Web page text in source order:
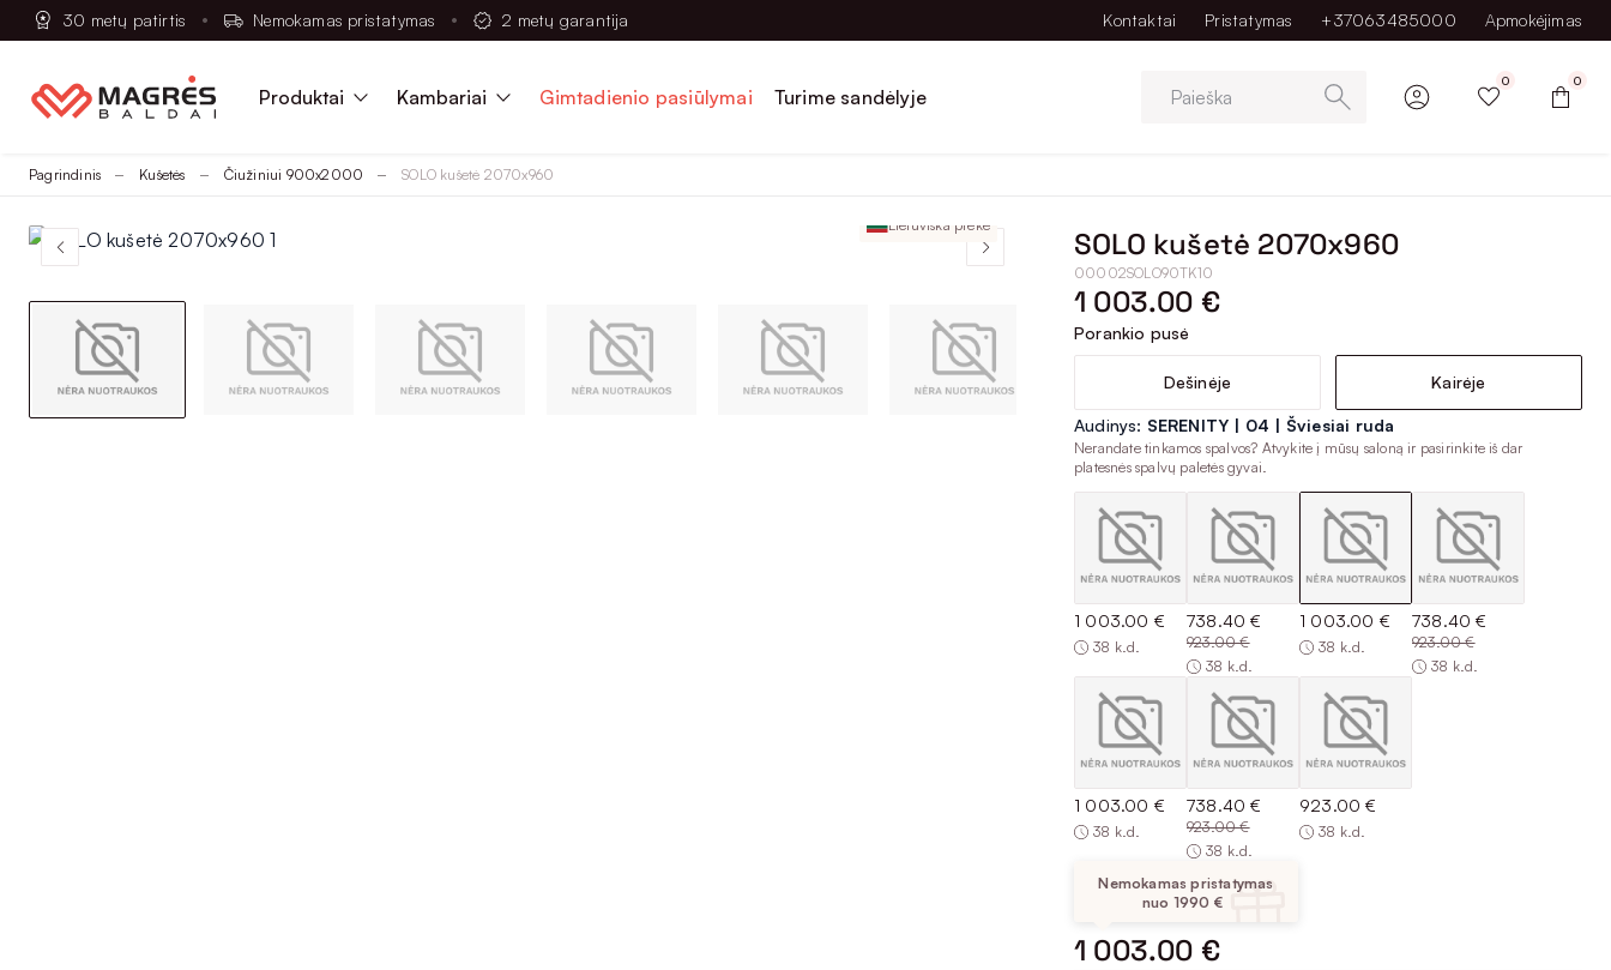
30 metų patirtis Nemokamas pristatymas 2 metų garantija Kontaktai Pristatymas +37063485000 Apmokėjimas
Produktai Kambariai Gimtadienio pasiūlymai Turime sandėlyje Paieška
0 0
Pagrindinis Kušetės Čiužiniui 900x2000 SOLO kušetė 2070x960
Lietuviška prekė
SOLO kušetė 2070x960
00002SOLO90TK10
1 003.00 €
Porankio pusė
Dešinėje Kairėje
Audinys: SERENITY | 04 | Šviesiai ruda
Nerandate tinkamos spalvos? Atvykite į mūsų saloną ir pasirinkite iš dar
platesnės spalvų paletės gyvai.
1 003.00 €
38 k.d.
738.40 €
923.00 €
38 k.d.
1 003.00 €
38 k.d.
738.40 €
923.00 €
38 k.d.
1 003.00 €
38 k.d.
738.40 €
923.00 €
38 k.d.
923.00 €
38 k.d.
Nemokamas pristatymas
nuo 1990 €
1 003.00 €